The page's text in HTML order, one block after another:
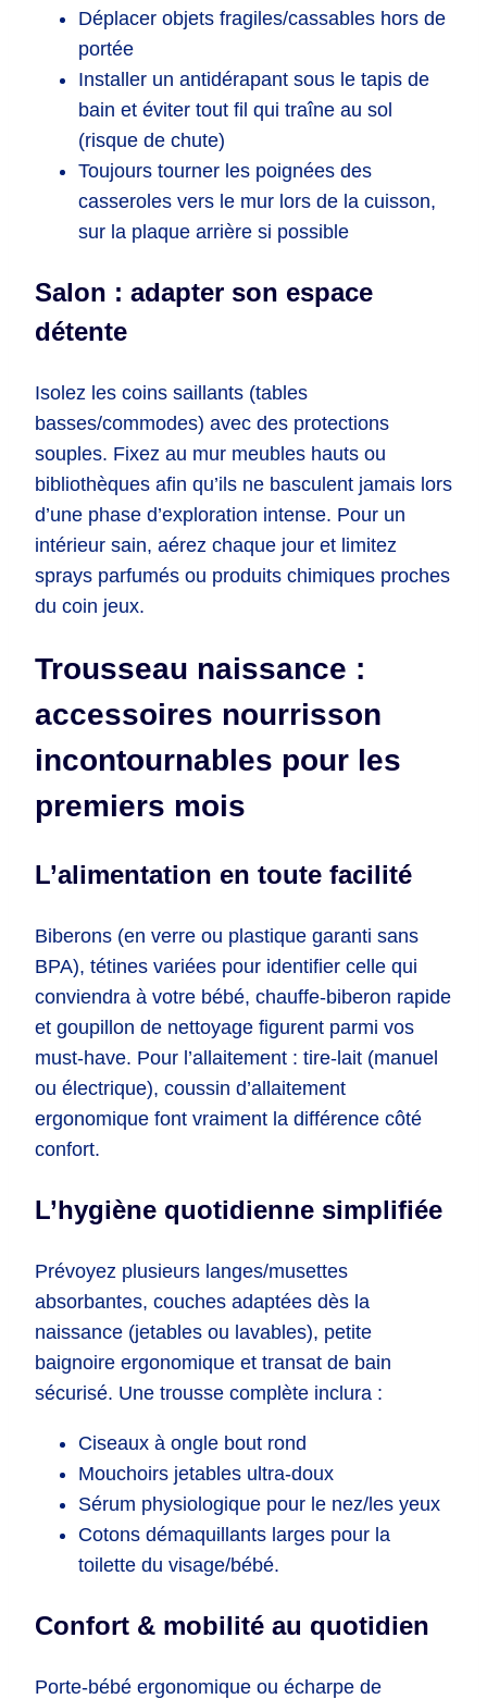
Déplacer objets fragiles/cassables hors de
portée
Installer un antidérapant sous le tapis de
bain et éviter tout fil qui traîne au sol
(risque de chute)
Toujours tourner les poignées des
casseroles vers le mur lors de la cuisson,
sur la plaque arrière si possible
Salon : adapter son espace
détente
Isolez les coins saillants (tables
basses/commodes) avec des protections
souples. Fixez au mur meubles hauts ou
bibliothèques afin qu’ils ne basculent jamais lors
d’une phase d’exploration intense. Pour un
intérieur sain, aérez chaque jour et limitez
sprays parfumés ou produits chimiques proches
du coin jeux.
Trousseau naissance :
accessoires nourrisson
incontournables pour les
premiers mois
L’alimentation en toute facilité
Biberons (en verre ou plastique garanti sans
BPA), tétines variées pour identifier celle qui
conviendra à votre bébé, chauffe-biberon rapide
et goupillon de nettoyage figurent parmi vos
must-have. Pour l’allaitement : tire-lait (manuel
ou électrique), coussin d’allaitement
ergonomique font vraiment la différence côté
confort.
L’hygiène quotidienne simplifiée
Prévoyez plusieurs langes/musettes
absorbantes, couches adaptées dès la
naissance (jetables ou lavables), petite
baignoire ergonomique et transat de bain
sécurisé. Une trousse complète inclura :
Ciseaux à ongle bout rond
Mouchoirs jetables ultra-doux
Sérum physiologique pour le nez/les yeux
Cotons démaquillants larges pour la
toilette du visage/bébé.
Confort & mobilité au quotidien
Porte-bébé ergonomique ou écharpe de